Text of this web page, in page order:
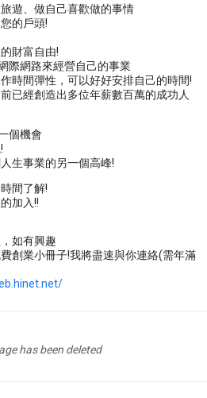
遊、做自己喜歡做的事情
的戶頭!
財富自由!
際網路來經營自己的事業
時間彈性，可以好好安排自己的時間!
已經創造出多位年薪數百萬的成功人
個機會
生事業的另一個高峰!
間了解!
加入!!
如有興趣
創業小冊子!我將盡速與你連絡(需年滿
has been deleted